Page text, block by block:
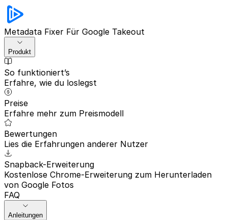
Metadata Fixer Für Google Takeout
Produkt
So funktioniert’s
Erfahre, wie du loslegst
Preise
Erfahre mehr zum Preismodell
Bewertungen
Lies die Erfahrungen anderer Nutzer
Snapback-Erweiterung
Kostenlose Chrome-Erweiterung zum Herunterladen
von Google Fotos
FAQ
Anleitungen